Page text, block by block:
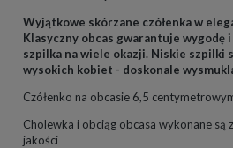
Wyjątkowe skórzane czółenka w
Klasyczny obcas gwarantuje wygodę
szpilka na wiele okazji. Niskie szpilki
wysokich kobiet - doskonale
Czółenko na obcasie 6,5
Cholewka i obciąg obcasa wykonane są
jakości